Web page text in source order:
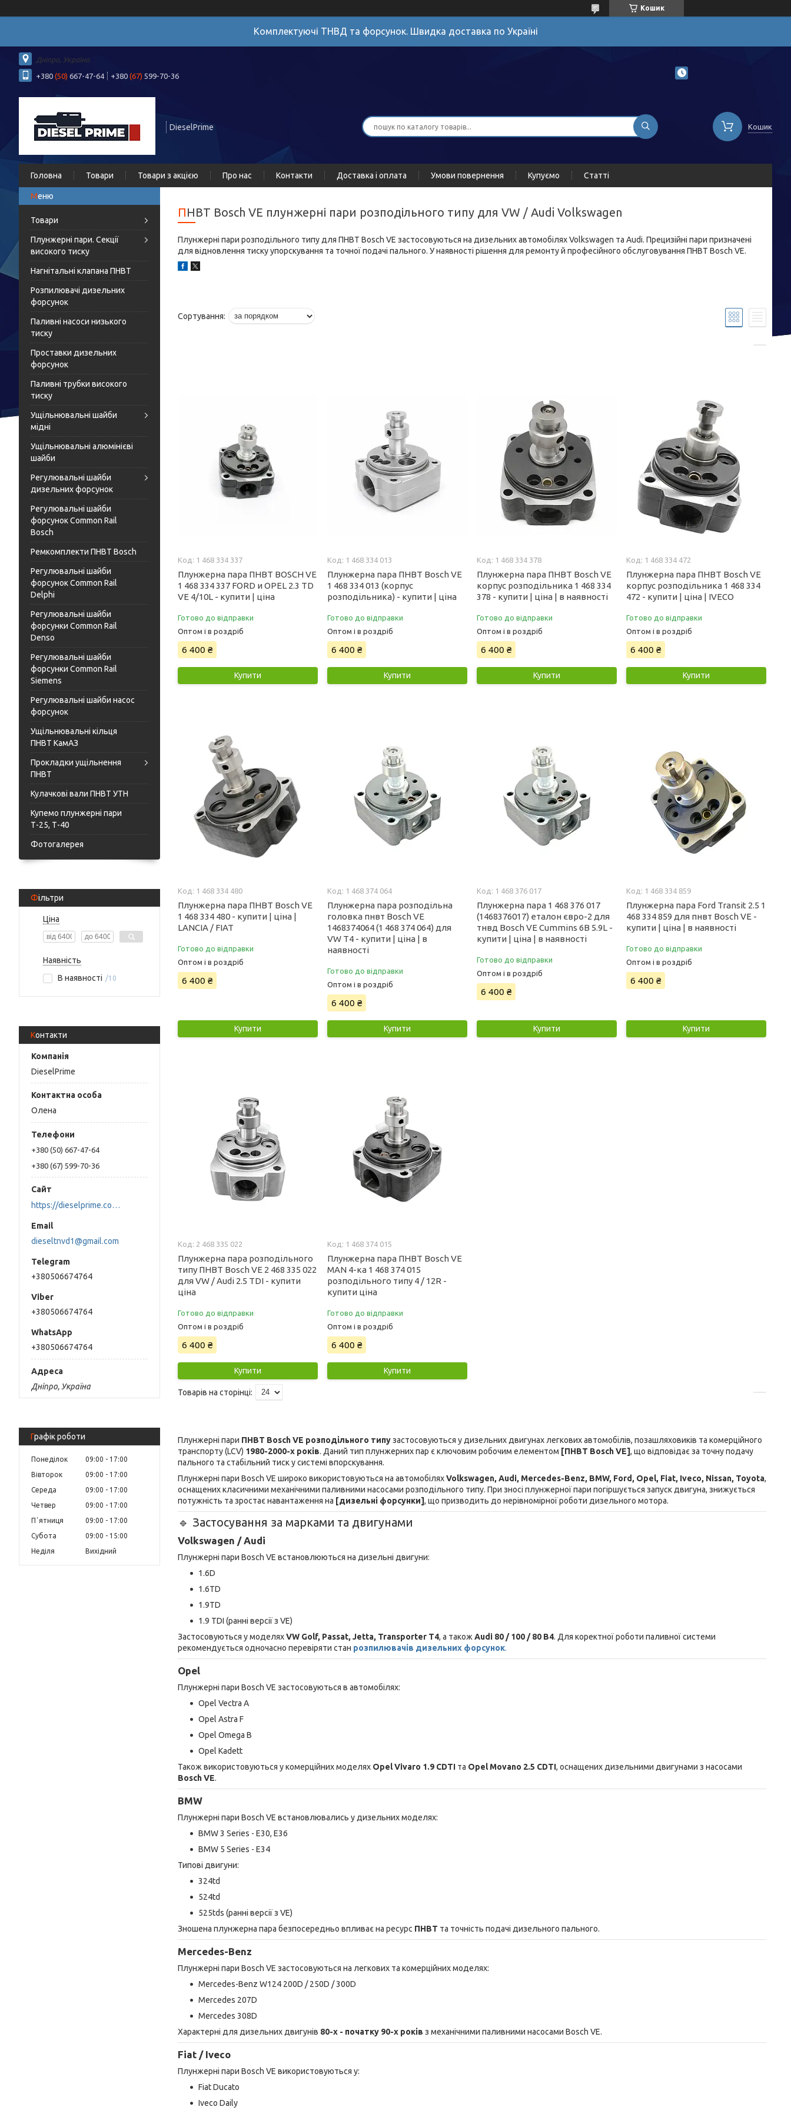
Кошик
Комплектуючі ТНВД та форсунок. Швидка доставка по Україні
Дніпро, Україна
+380 (50) 667-47-64 +380 (67) 599-70-36
DieselPrime Кошик
Головна Товари Товари з акцією Про нас Контакти Доставка і оплата Умови повернення Купуємо Статті
Товари
Плунжерні пари. Секції
високого тиску
Нагнітальні клапана ПНВТ
Розпилювачі дизельних
форсунок
Паливні насоси низького
тиску
Проставки дизельних
форсунок
Паливні трубки високого
тиску
Ущільнювальні шайби
мідні
Ущільнювальні алюмінієві
шайби
Регулювальні шайби
дизельних форсунок
Регулювальні шайби
форсунок Common Rail
Bosch
Ремкомплекти ПНВТ Bosch
Регулювальні шайби
форсунок Common Rail
Delphi
Регулювальні шайби
форсунки Common Rail
Denso
Регулювальні шайби
форсунки Common Rail
Siemens
Регулювальні шайби насос
форсунок
Ущільнювальні кільця
ПНВТ КамАЗ
Прокладки ущільнення
ПНВТ
Кулачкові вали ПНВТ УТН
Купемо плунжерні пари
Т-25, Т-40
Фотогалерея
Фільтри
Ціна
Наявність
В наявності
10
Контакти
DieselPrime
Олена
+380 (50) 667-47-64
+380 (67) 599-70-36
https://dieselprime.com.ua/
dieseltnvd1@gmail.com
+380506674764
+380506674764
+380506674764
Дніпро, Україна
Графік роботи
Понеділок 09:00
17:00
Вівторок
09:00
17:00
Середа
09:00
17:00
Четвер
09:00
17:00
Пʼятниця
09:00
17:00
Субота
09:00
15:00
Неділя
Вихідний
ПНВТ Bosch VE плунжерні пари розподільного типу для VW / Audi Volkswagen
Плунжерні пари розподільного типу для ПНВТ Bosch VE застосовуються на дизельних автомобілях Volkswagen та Audi. Прецизійні пари призначені
для відновлення тиску упорскування та точної подачі пального. У наявності рішення для ремонту й професійного обслуговування ПНВТ Bosch VE.
1 468 334 337
Плунжерна пара ПНВТ BOSCH VE
1 468 334 337 FORD и OPEL 2.3 TD
VE 4/10L - купити | ціна
Готово до відправки
Оптом і в роздріб
6 400 ₴
Купити
1 468 334 013
Плунжерна пара ПНВТ Bosch VE
1 468 334 013 (корпус
розподільника) - купити | ціна
Готово до відправки
Оптом і в роздріб
6 400 ₴
Купити
1 468 334 378
Плунжерна пара ПНВТ Bosch VE
корпус розподільника 1 468 334
378 - купити | ціна | в наявності
Готово до відправки
Оптом і в роздріб
6 400 ₴
Купити
1 468 334 472
Плунжерна пара ПНВТ Bosch VE
корпус розподільника 1 468 334
472 - купити | ціна | IVECO
Готово до відправки
Оптом і в роздріб
6 400 ₴
Купити
1 468 334 480
Плунжерна пара ПНВТ Bosch VE
1 468 334 480 - купити | ціна |
LANCIA / FIAT
Готово до відправки
Оптом і в роздріб
6 400 ₴
Купити
1 468 374 064
Плунжерна пара розподільна
головка пнвт Bosch VE
1468374064 (1 468 374 064) для
VW T4 - купити | ціна | в
наявності
Готово до відправки
Оптом і в роздріб
6 400 ₴
Купити
1 468 376 017
Плунжерна пара 1 468 376 017
(1468376017) еталон євро-2 для
тнвд Bosch VE Cummins 6B 5.9L -
купити | ціна | в наявності
Готово до відправки
Оптом і в роздріб
6 400 ₴
Купити
1 468 334 859
Плунжерна пара Ford Transit 2.5 1
468 334 859 для пнвт Bosch VE -
купити | ціна | в наявності
Готово до відправки
Оптом і в роздріб
6 400 ₴
Купити
2 468 335 022
Плунжерна пара розподільного
типу ПНВТ Bosch VE 2 468 335 022
для VW / Audi 2.5 TDI - купити
ціна
Готово до відправки
Оптом і в роздріб
6 400 ₴
Купити
1 468 374 015
Плунжерна пара ПНВТ Bosch VE
MAN 4-ка 1 468 374 015
розподільного типу 4 / 12R -
купити ціна
Готово до відправки
Оптом і в роздріб
6 400 ₴
Купити
Плунжерні пари ПНВТ Bosch VE розподільного типузастосовуються у дизельних двигунах легкових автомобілів, позашляховиків та комерційного
транспорту (LCV) 1980-2000-х років. Даний тип плунжерних пар є ключовим робочим елементом [ПНВТ Bosch VE], що відповідає за точну подачу
пального та стабільний тиск у системі впорскування.
Плунжерні пари Bosch VE широко використовуються на автомобіляхVolkswagen, Audi, Mercedes-Benz, BMW, Ford, Opel, Fiat, Iveco, Nissan, Toyota,
оснащених класичними механічними паливними насосами розподільного типу. При зносі плунжерної пари погіршується запуск двигуна, знижується
потужність та зростає навантаження на [дизельні форсунки], що призводить до нерівномірної роботи дизельного мотора.
🔹 Застосування за марками та двигунами
Volkswagen / Audi
Плунжерні пари Bosch VE встановлюються на дизельні двигуни:
1.6D
1.6TD
1.9TD
1.9 TDI (ранні версії з VE)
Застосовуються у моделяхVW Golf, Passat, Jetta, Transporter T4, а також Audi 80 / 100 / 80 B4. Для коректної роботи паливної системи
рекомендується одночасно перевіряти стан розпилювачів дизельних форсунок.
Opel
Плунжерні пари Bosch VE застосовуються в автомобілях:
Opel Vectra A
Opel Astra F
Opel Omega B
Opel Kadett
Також використовуються у комерційних моделях Opel Vivaro 1.9 CDTI та Opel Movano 2.5 CDTI, оснащених дизельними двигунами з насосами
Bosch VE.
BMW
Плунжерні пари Bosch VE встановлювались у дизельних моделях:
BMW 3 Series - E30, E36
BMW 5 Series - E34
Типові двигуни:
324td
524td
525tds (ранні версії з VE)
Зношена плунжерна пара безпосередньо впливає на ресурс ПНВТ та точність подачі дизельного пального.
Mercedes-Benz
Плунжерні пари Bosch VE застосовуються на легкових та комерційних моделях:
Mercedes-Benz W124 200D / 250D / 300D
Mercedes 207D
Mercedes 308D
Характерні для дизельних двигунів 80-х - початку 90-х років з механічними паливними насосами Bosch VE.
Fiat / Iveco
Плунжерні пари Bosch VE використовуються у:
Fiat Ducato
Iveco Daily